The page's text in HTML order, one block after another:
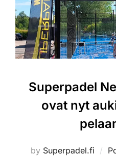
Superpadel
ovat nyt
by Superpadel.fi